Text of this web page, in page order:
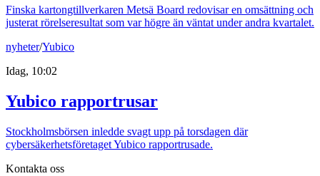
Finska kartongtillverkaren Metsä Board redovisar en omsättning och
justerat rörelseresultat som var högre än väntat under andra kvartalet.
nyheter/Yubico
Idag, 10:02
Yubico rapportrusar
Stockholmsbörsen inledde svagt upp på torsdagen där
cybersäkerhetsföretaget Yubico rapportrusade.
Kontakta oss